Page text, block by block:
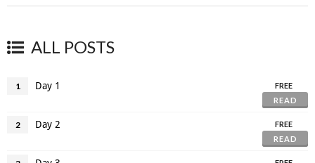
ALL POSTS
1 Day 1
FREE
READ
2 Day 2
FREE
READ